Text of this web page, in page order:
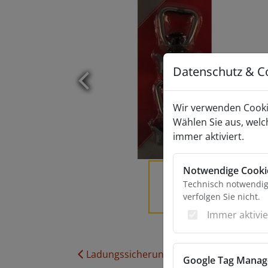
Zurück
Ladungssicherung
Datenschutz &
Wir verwenden
Wählen Sie aus,
immer aktiviert.
Notwendige
Technisch
verfolgen Sie nicht.
Immer
Google Tag